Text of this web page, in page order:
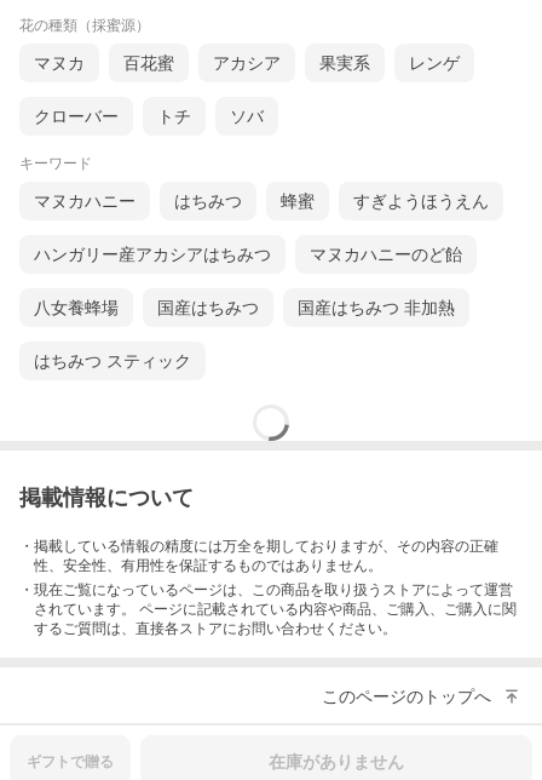
花の種類（採蜜源）
マヌカ 百花蜜 アカシア 果実系 レンゲ
クローバー トチ ソバ
キーワード
マヌカハニー はちみつ 蜂蜜 すぎようほうえん
ハンガリー産アカシアはちみつ マヌカハニーのど飴
八女養蜂場 国産はちみつ 国産はちみつ 非加熱
はちみつ スティック
掲載情報について
・掲載している情報の精度には万全を期しておりますが、その内容の正確
性、安全性、有用性を保証するものではありません。
・現在ご覧になっているページは、この商品を取り扱うストアによって運営
されています。 ページに記載されている内容や商品、ご購入 、ご購入に関
するご質問は、直接各ストアにお問い合わせください。
このページのトップへ
ギフトで贈る 在庫がありません